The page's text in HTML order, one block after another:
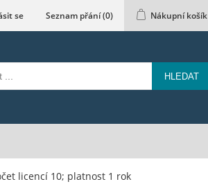
se Seznam přání(0) Nákupní košík
HLEDAT
licencí 10; platnost 1 rok